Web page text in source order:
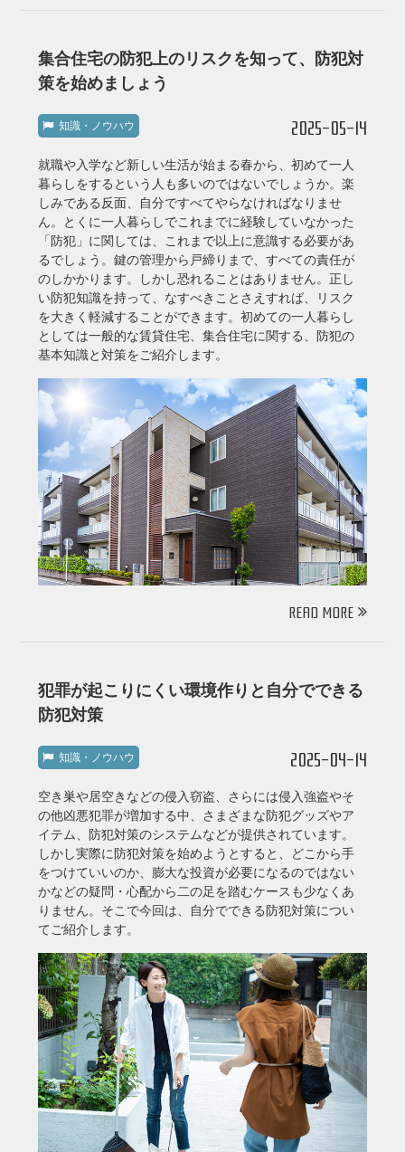
集合住宅の防犯上のリスクを知って、防犯対
策を始めましょう
知識・ノウハウ 2025-05-14
就職や入学など新しい生活が始まる春から、初めて一人
暮らしをするという人も多いのではないでしょうか。楽
しみである反面、自分ですべてやらなければなりませ
ん。とくに一人暮らしでこれまでに経験していなかった
「防犯」に関しては、これまで以上に意識する必要があ
るでしょう。鍵の管理から戸締りまで、すべての責任が
のしかかります。しかし恐れることはありません。正し
い防犯知識を持って、なすべきことさえすれば、リスク
を大きく軽減することができます。初めての一人暮らし
としては一般的な賃貸住宅、集合住宅に関する、防犯の
基本知識と対策をご紹介します。
READ MORE
犯罪が起こりにくい環境作りと自分でできる
防犯対策
知識・ノウハウ 2025-04-14
空き巣や居空きなどの侵入窃盗、さらには侵入強盗やそ
の他凶悪犯罪が増加する中、さまざまな防犯グッズやア
イテム、防犯対策のシステムなどが提供されています。
しかし実際に防犯対策を始めようとすると、どこから手
をつけていいのか、膨大な投資が必要になるのではない
かなどの疑問・心配から二の足を踏むケースも少なくあ
りません。そこで今回は、自分でできる防犯対策につい
てご紹介します。